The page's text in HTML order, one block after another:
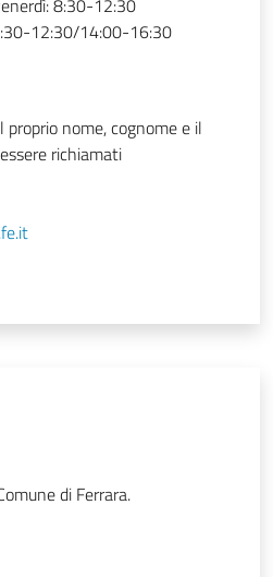
8:30-12:30
12:30/14:00-16:30
nome, cognome e il
richiamati
di Ferrara.